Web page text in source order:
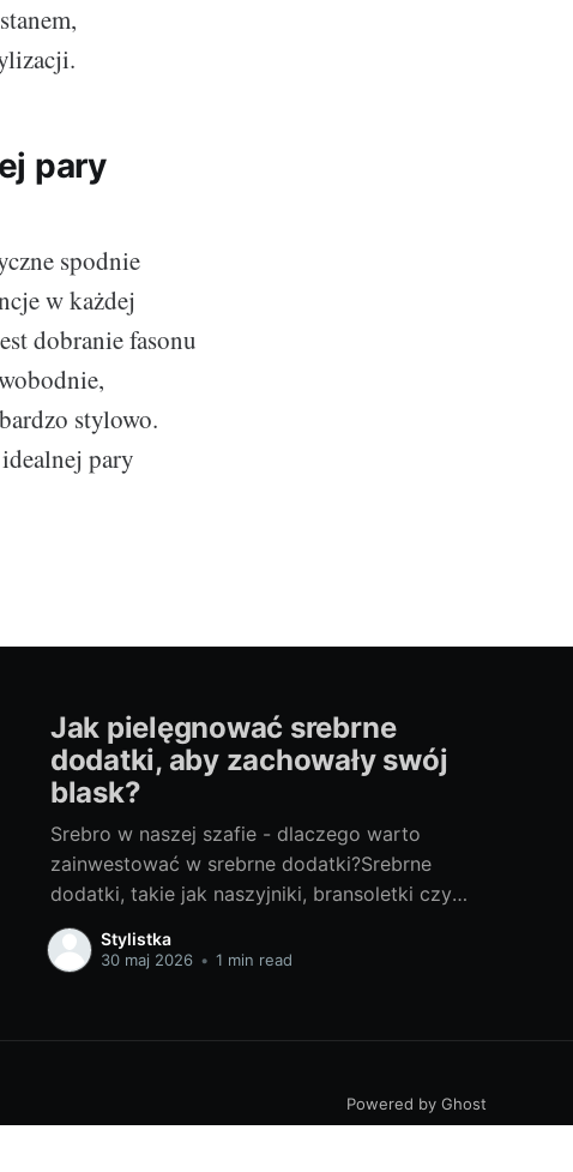
pary
spodnie
w każdej
dobranie fasonu
stylowo.
pary
Jak pielęgnować srebrne
dodatki, aby zachowały swój
blask?
Srebro w naszej szafie - dlaczego warto
zainwestować w srebrne dodatki?Srebrne
dodatki, takie jak naszyjniki, bransoletki czy
pierścionki srebrne, są nieodłącznym
elementem kobiecej garderoby. Szlachetna biel
sprawdzi się zarówno w codziennych, jak i
Stylistka
30 maj 2026 • 1 min read
Powered by Ghost